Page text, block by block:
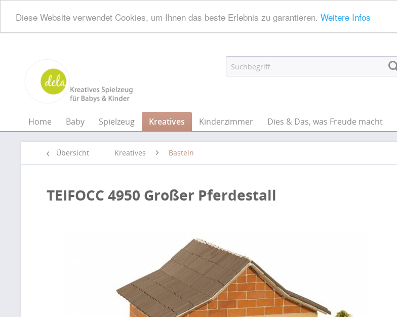
Diese Website verwendet Cookies, um Ihnen das beste Erlebnis zu garantieren. Weitere Infos
Home Baby Spielzeug Kreatives Kinderzimmer Dies & Das, was Freude macht
Übersicht Kreatives Basteln
TEIFOCC 4950 Großer Pferdestall